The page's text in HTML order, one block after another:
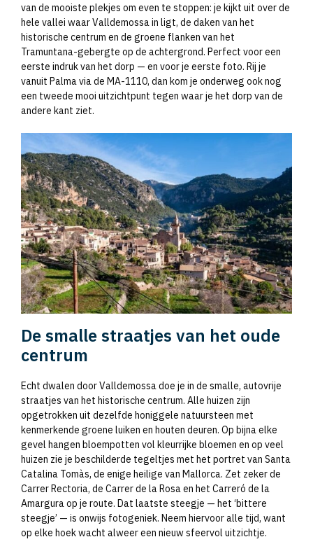
van de mooiste plekjes om even te stoppen: je kijkt uit over de
hele vallei waar Valldemossa in ligt, de daken van het
historische centrum en de groene flanken van het
Tramuntana-gebergte op de achtergrond. Perfect voor een
eerste indruk van het dorp — en voor je eerste foto. Rij je
vanuit Palma via de MA-1110, dan kom je onderweg ook nog
een tweede mooi uitzichtpunt tegen waar je het dorp van de
andere kant ziet.
De smalle straatjes van het oude
centrum
Echt dwalen door Valldemossa doe je in de smalle, autovrije
straatjes van het historische centrum. Alle huizen zijn
opgetrokken uit dezelfde honiggele natuursteen met
kenmerkende groene luiken en houten deuren. Op bijna elke
gevel hangen bloempotten vol kleurrijke bloemen en op veel
huizen zie je beschilderde tegeltjes met het portret van Santa
Catalina Tomàs, de enige heilige van Mallorca. Zet zeker de
Carrer Rectoria, de Carrer de la Rosa en het Carreró de la
Amargura op je route. Dat laatste steegje — het ‘bittere
steegje’ — is onwijs fotogeniek. Neem hiervoor alle tijd, want
op elke hoek wacht alweer een nieuw sfeervol uitzichtje.